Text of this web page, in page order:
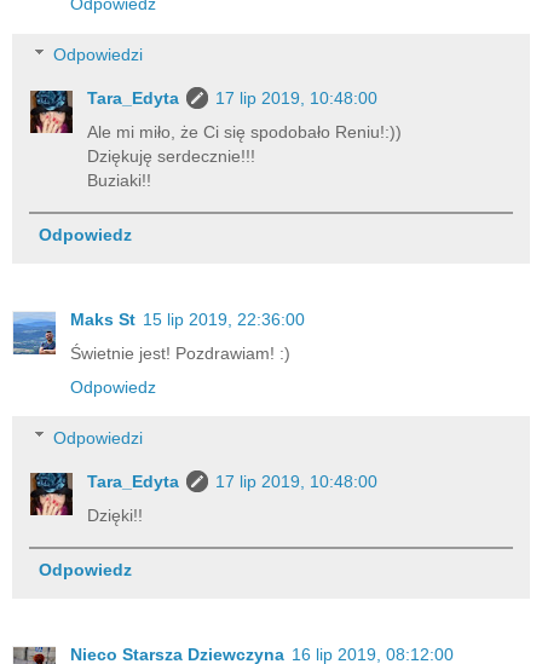
Odpowiedz
Odpowiedzi
Tara_Edyta
17 lip 2019, 10:48:00
Ale mi miło, że Ci się spodobało Reniu!:))
Dziękuję serdecznie!!!
Buziaki!!
Odpowiedz
Maks St 15 lip 2019, 22:36:00
Świetnie jest! Pozdrawiam! :)
Odpowiedz
Odpowiedzi
Tara_Edyta
17 lip 2019, 10:48:00
Dzięki!!
Odpowiedz
Nieco Starsza Dziewczyna 16 lip 2019, 08:12:00